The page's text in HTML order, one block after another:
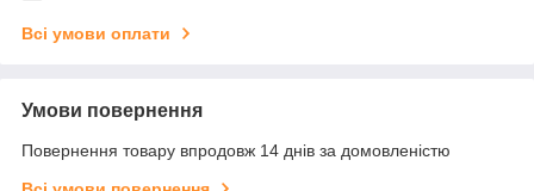
Всі умови оплати
Умови повернення
Повернення товару впродовж 14 днів за домовленістю